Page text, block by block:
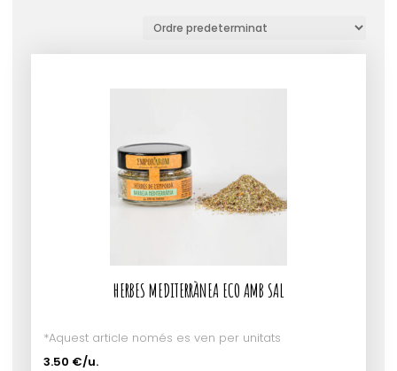
HERBES MEDITERRÀNEA ECO AMB SAL
*Aquest article només es ven per unitats
3.50 €/u.